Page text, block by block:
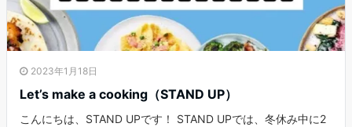
2023年1月18日
Let’s make a cooking（STAND UP）
こんにちは、STAND UPです！ STAND UPでは、冬休み中に2